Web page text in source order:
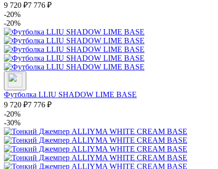
9 720 ₽7 776 ₽
-20%
-20%
Футболка LLIU SHADOW LIME BASE
9 720 ₽7 776 ₽
-20%
-30%